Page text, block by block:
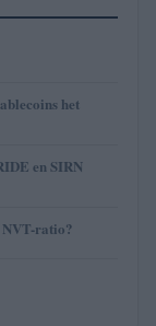
het
en SIRN
ratio?